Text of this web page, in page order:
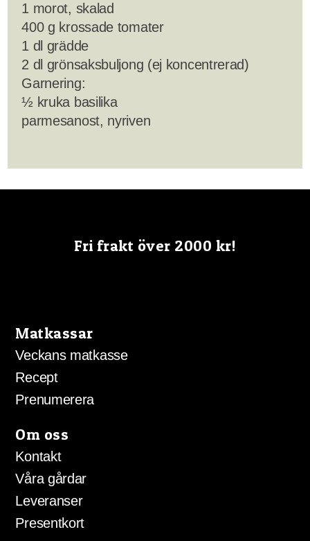
1 morot, skalad
400 g krossade tomater
1 dl grädde
2 dl grönsaksbuljong (ej koncentrerad)
Garnering:
½ kruka basilika
parmesanost, nyriven
Fri frakt över 2000 kr!
Matkassar
Veckans matkasse
Recept
Prenumerera
Om oss
Kontakt
Våra gårdar
Leveranser
Presentkort